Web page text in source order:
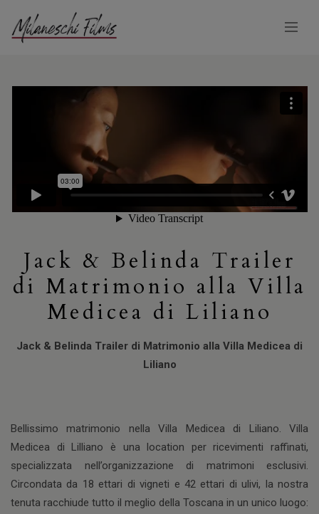
Jack & Belinda Trailer
di Matrimonio alla Villa
Medicea di Liliano
Jack & Belinda Trailer di Matrimonio alla Villa Medicea di
Liliano
Bellissimo matrimonio nella Villa Medicea di Liliano. Villa
Medicea di Lilliano è una location per ricevimenti raffinati,
specializzata nell’organizzazione di matrimoni esclusivi.
Circondata da 18 ettari di vigneti e 42 ettari di ulivi, la nostra
tenuta racchiude tutto il meglio della Toscana in un unico luogo: